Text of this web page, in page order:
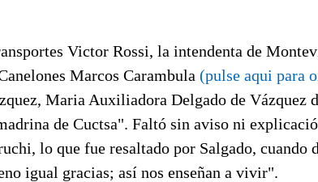
Victor Rossi, la intendenta de
Marcos Carambula (pulse aqui para
Maria Auxiliadora Delgado de Vázquez
de Cuctsa". Faltó sin aviso ni
lo que fue resaltado por Salgado, cuando
igual gracias; así nos enseñan a vivir".